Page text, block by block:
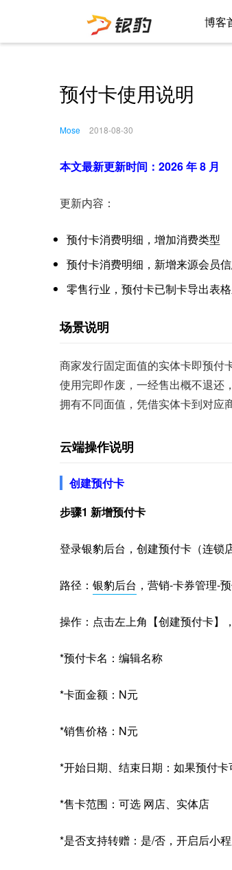
博客
预付卡使用说明
Mose 2018-08-30
本文最新更新时间：2026 年 8 月
更新内容：
预付卡消费明细，增加消费类型
预付卡消费明细，新增来源会员信
零售行业，预付卡已制卡导出表格
场景说明
商家发行固定面值的实体卡即预付
使用完即作废，一经售出概不退还
拥有不同面值，凭借实体卡到对应
云端操作说明
创建预付卡
步骤1 新增预付卡
登录银豹后台，创建预付卡（连锁
路径： 银豹后台 ，营销-卡券管理-
操作：点击左上角【创建预付卡】
*预付卡名：编辑名称
*卡面金额：N元
*销售价格：N元
*开始日期、结束日期：如果预付
*售卡范围：可选 网店、实体店
*是否支持转赠：是/否，开启后小